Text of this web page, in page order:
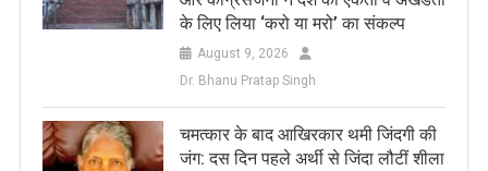
के लिए लिया ‘करो या मरो’ का संकल्प
August 9, 2026
Dr. Bhanu Pratap Singh
चमत्कार के बाद आखिरकार थमी जिंदगी की
जंग: दस दिन पहले अर्थी से जिंदा लौटीं शीला